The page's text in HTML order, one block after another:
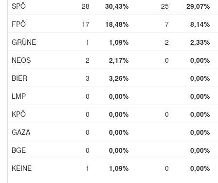
SPÖ
28 30,43% 25
29,07%
FPÖ
17 18,48% 7
8,14%
GRÜNE
1 1,09% 2
2,33%
NEOS
2 2,17% 0
0,00%
BIER
3 3,26%
0,00%
LMP
0 0,00%
0,00%
KPÖ
0 0,00% 0
0,00%
GAZA
0 0,00%
0,00%
BGE
0 0,00%
0,00%
KEINE
1 1,09% 0 0,00%